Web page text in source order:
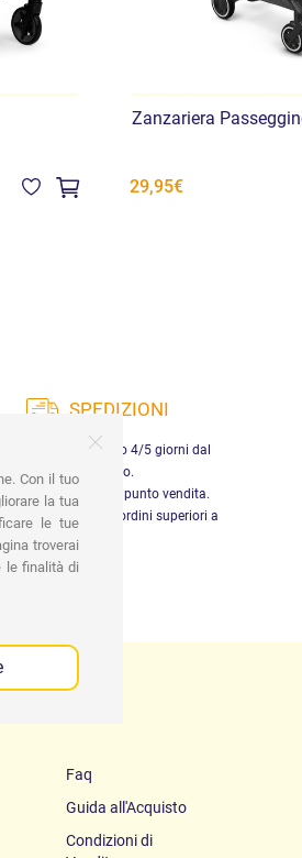
Zanzariera
29,95€
SPEDIZIONI
in Italia entro 4/5 giorni dal
pagamento.
gratuito presso il punto vendita.
gratuita per ordini superiori a
29,90 €
Faq
Guida all'Acquisto
Condizioni di
Con il tuo
la tua
le tue
troverai
le finalità di